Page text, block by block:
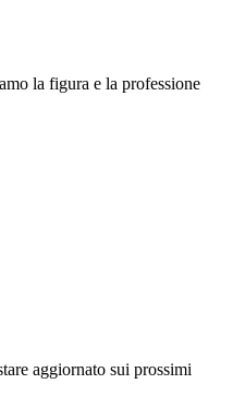
la figura e la professione
aggiornato sui prossimi